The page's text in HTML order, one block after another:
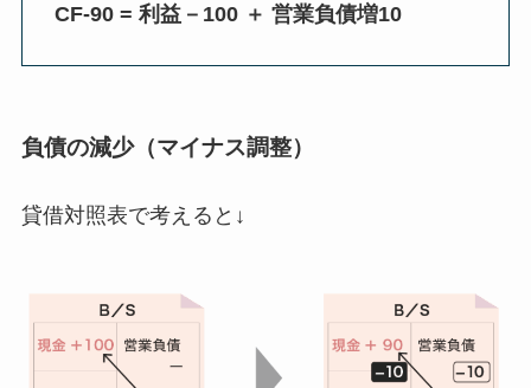
CF-90 = 利益－100 ＋ 営業負債増10
負債の減少（マイナス調整）
貸借対照表で考えると↓